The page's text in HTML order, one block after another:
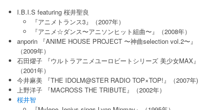
I.B.I.S featuring 桜井聖良
『アニメトランス3』（2007年）
『アニメ☆ダンス〜アニソンヒット組曲〜』（2008年）
anporin 『ANIME HOUSE PROJECT 〜神曲selection vol.2〜』
（2009年）
石田燿子 『ウルトラアニメユーロビートシリーズ 美少女MAX』
（2001年）
今井麻美 『THE IDOLM@STER RADIO TOP×TOP!』（2007年)
上野洋子 『MACROSS THE TRIBUTE』（2002年）
桜井智